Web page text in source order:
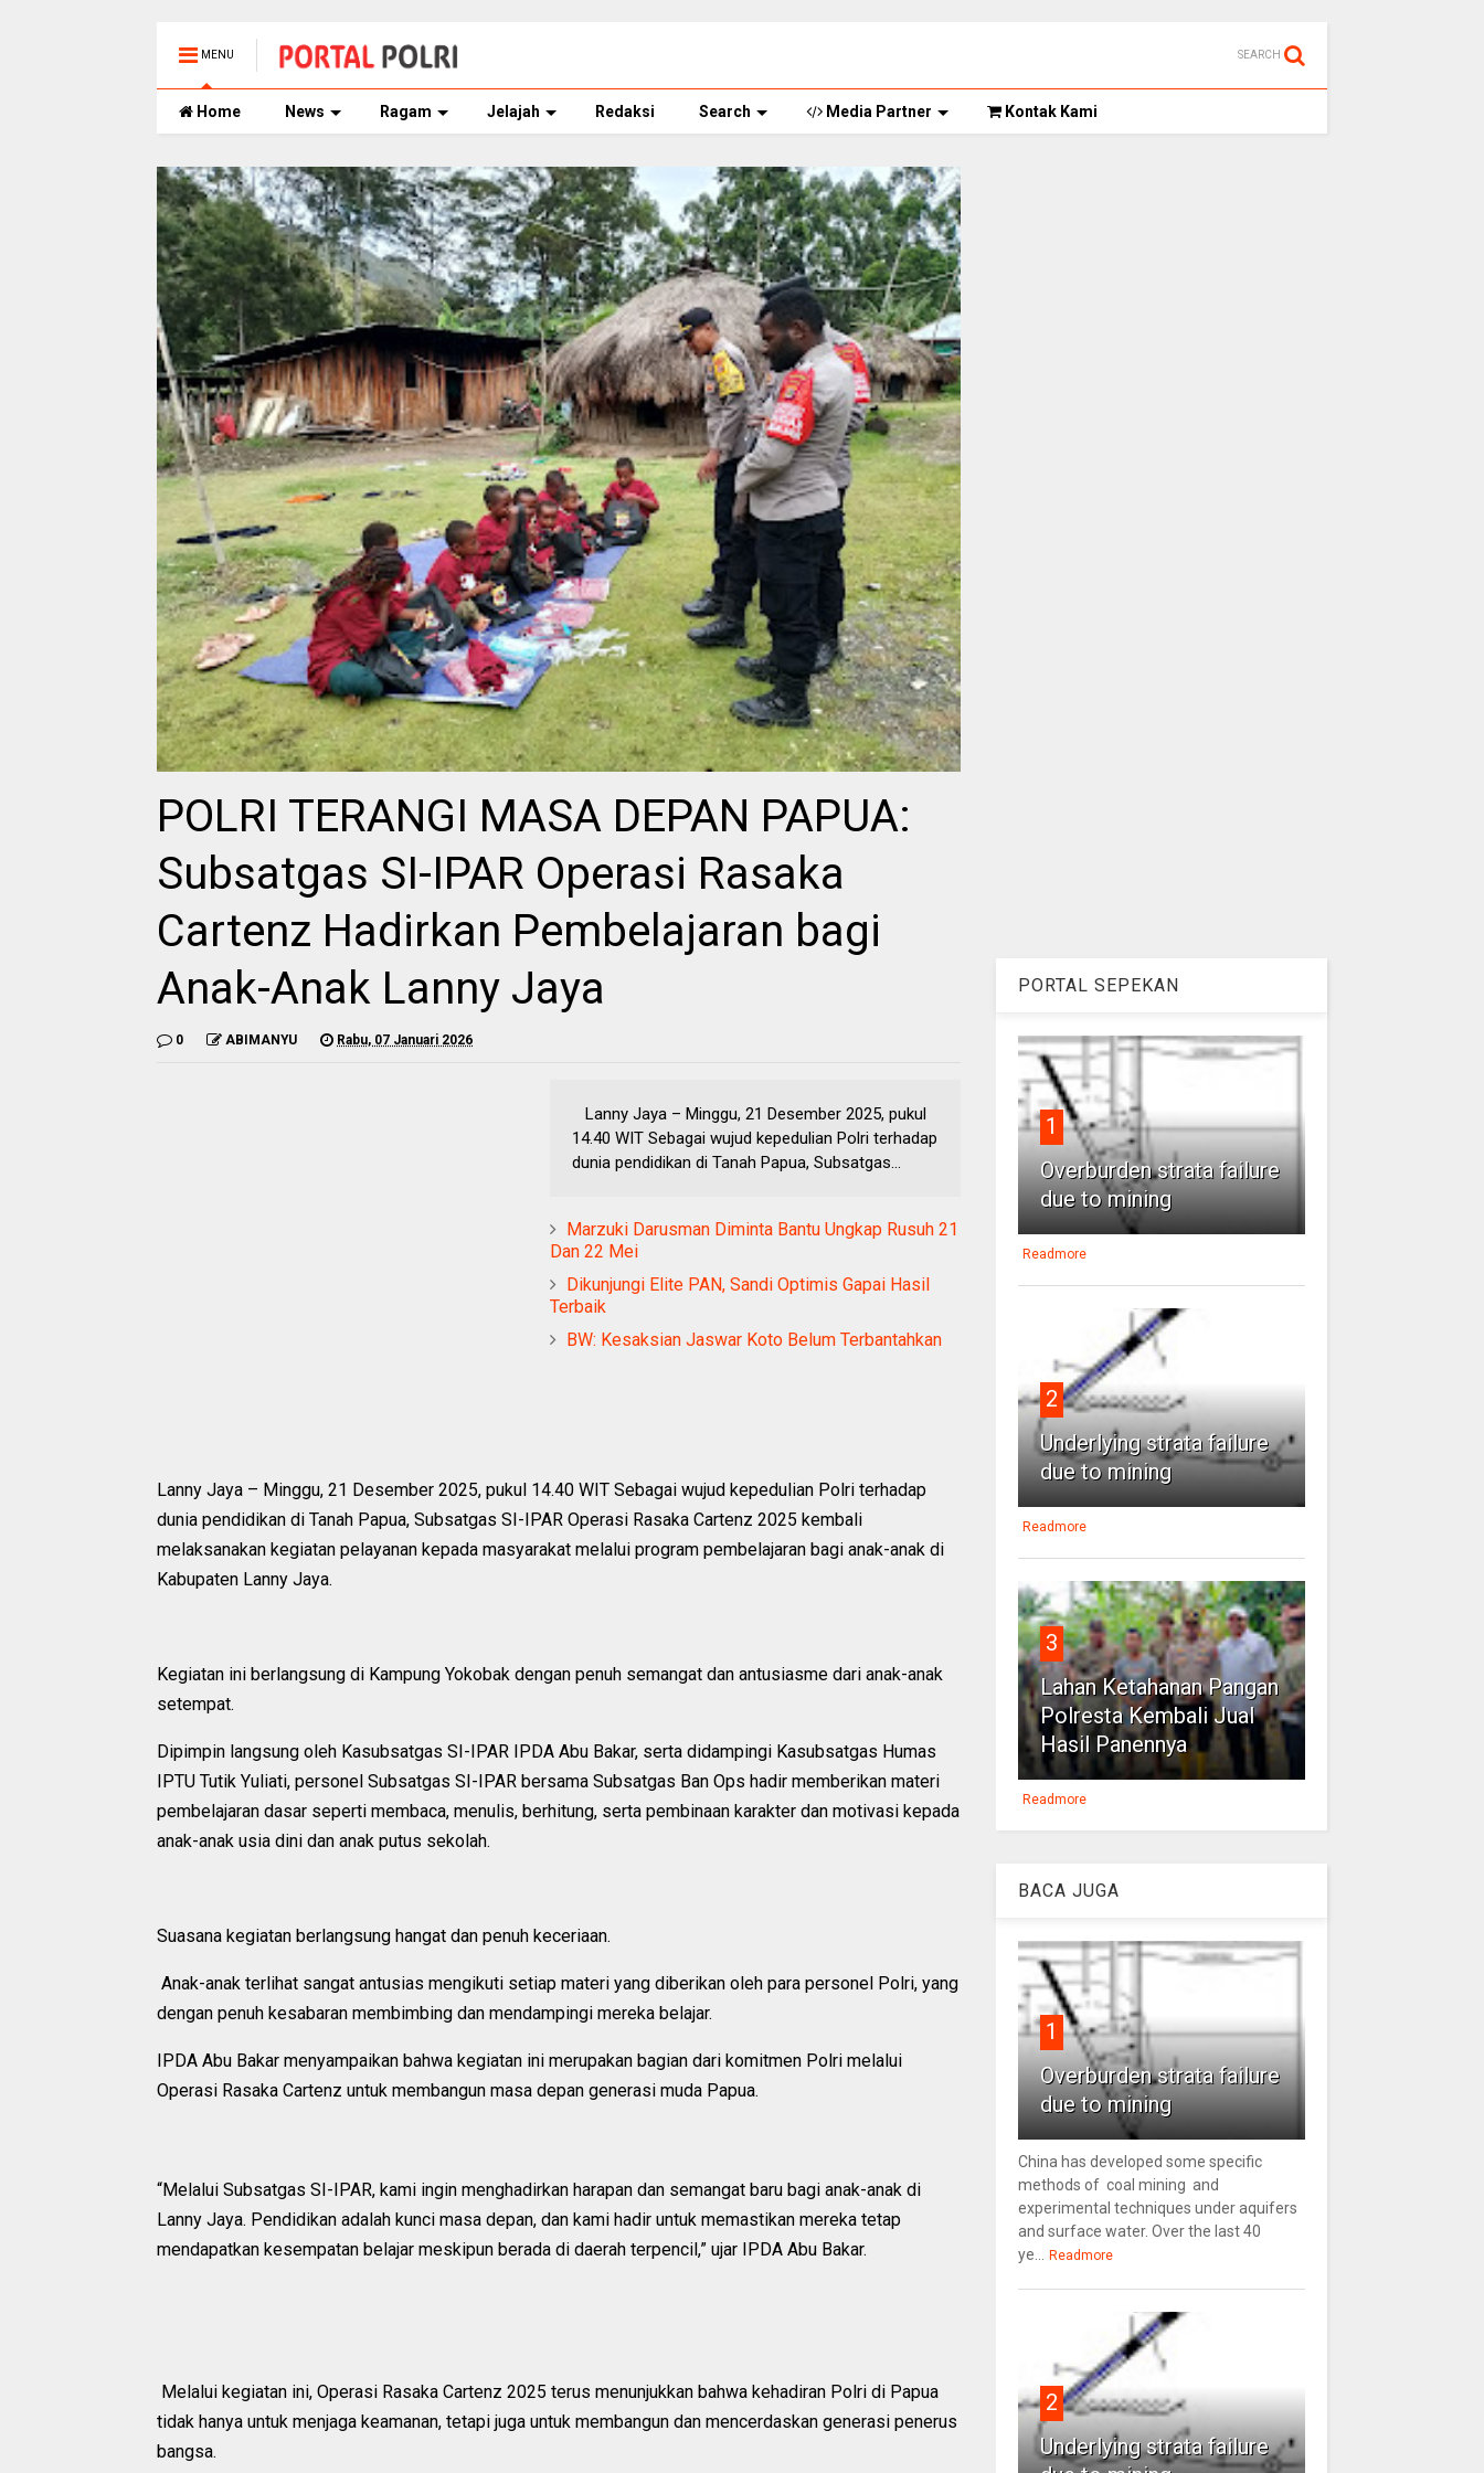
MENU SEARCH
Home News Ragam Jelajah Redaksi Search Media Partner Kontak Kami
POLRI TERANGI MASA DEPAN PAPUA:
Subsatgas SI-IPAR Operasi Rasaka
Cartenz Hadirkan Pembelajaran bagi
Anak-Anak Lanny Jaya
0 ABIMANYU Rabu, 07 Januari 2026
Lanny Jaya – Minggu, 21 Desember 2025, pukul
14.40 WIT Sebagai wujud kepedulian Polri terhadap
dunia pendidikan di Tanah Papua, Subsatgas...
Marzuki Darusman Diminta Bantu Ungkap Rusuh 21
Dan 22 Mei
Dikunjungi Elite PAN, Sandi Optimis Gapai Hasil
Terbaik
BW: Kesaksian Jaswar Koto Belum Terbantahkan
Lanny Jaya – Minggu, 21 Desember 2025, pukul 14.40 WIT Sebagai wujud kepedulian Polri terhadap
dunia pendidikan di Tanah Papua, Subsatgas SI-IPAR Operasi Rasaka Cartenz 2025 kembali
melaksanakan kegiatan pelayanan kepada masyarakat melalui program pembelajaran bagi anak-anak di
Kabupaten Lanny Jaya.
Kegiatan ini berlangsung di Kampung Yokobak dengan penuh semangat dan antusiasme dari anak-anak
setempat.
Dipimpin langsung oleh Kasubsatgas SI-IPAR IPDA Abu Bakar, serta didampingi Kasubsatgas Humas
IPTU Tutik Yuliati, personel Subsatgas SI-IPAR bersama Subsatgas Ban Ops hadir memberikan materi
pembelajaran dasar seperti membaca, menulis, berhitung, serta pembinaan karakter dan motivasi kepada
anak-anak usia dini dan anak putus sekolah.
Suasana kegiatan berlangsung hangat dan penuh keceriaan.
Anak-anak terlihat sangat antusias mengikuti setiap materi yang diberikan oleh para personel Polri, yang
dengan penuh kesabaran membimbing dan mendampingi mereka belajar.
IPDA Abu Bakar menyampaikan bahwa kegiatan ini merupakan bagian dari komitmen Polri melalui
Operasi Rasaka Cartenz untuk membangun masa depan generasi muda Papua.
“Melalui Subsatgas SI-IPAR, kami ingin menghadirkan harapan dan semangat baru bagi anak-anak di
Lanny Jaya. Pendidikan adalah kunci masa depan, dan kami hadir untuk memastikan mereka tetap
mendapatkan kesempatan belajar meskipun berada di daerah terpencil,” ujar IPDA Abu Bakar.
Melalui kegiatan ini, Operasi Rasaka Cartenz 2025 terus menunjukkan bahwa kehadiran Polri di Papua
tidak hanya untuk menjaga keamanan, tetapi juga untuk membangun dan mencerdaskan generasi penerus
bangsa.
PORTAL SEPEKAN
1
Overburden strata failure
due to mining
Readmore
2
Underlying strata failure
due to mining
Readmore
3
Lahan Ketahanan Pangan
Polresta Kembali Jual
Hasil Panennya
Readmore
BACA JUGA
1
Overburden strata failure
due to mining
China has developed some specific
methods of coal mining and
experimental techniques under aquifers
and surface water. Over the last 40
ye...
Readmore
2
Underlying strata failure